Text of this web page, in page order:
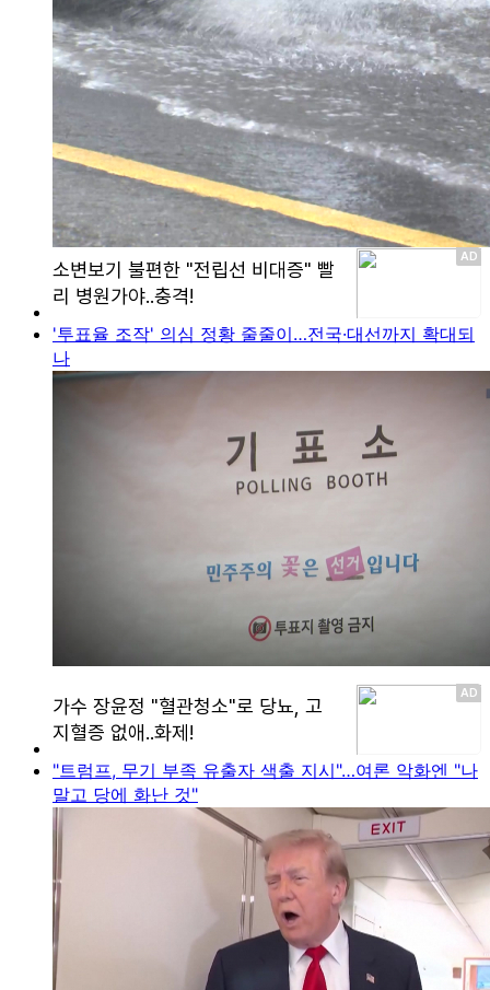
'투표율 조작' 의심 정황 줄줄이…전국·대선까지 확대되
나
"트럼프, 무기 부족 유출자 색출 지시"…여론 악화엔 "나
말고 당에 화난 것"